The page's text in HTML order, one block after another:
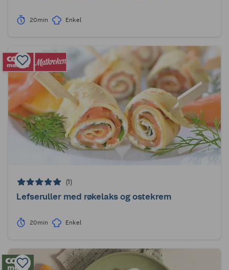
20min Enkel
(1)
Lefseruller med røkelaks og ostekrem
20min Enkel